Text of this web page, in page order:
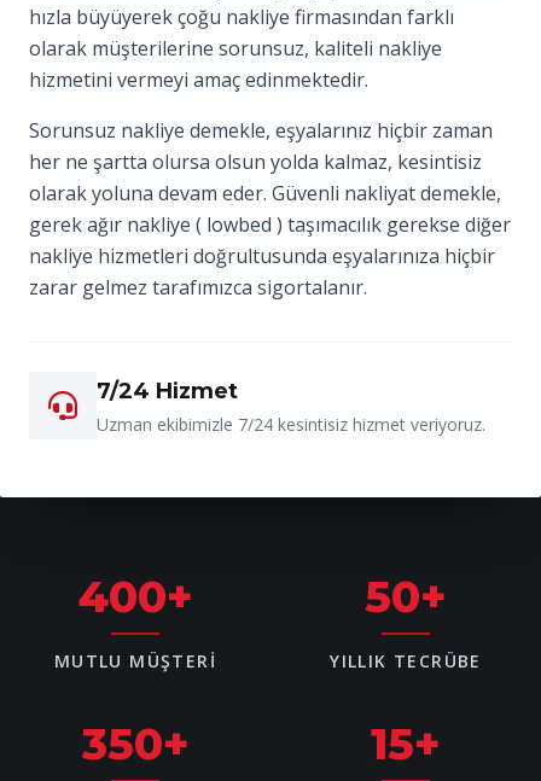
hızla büyüyerek çoğu nakliye firmasından farklı
olarak müşterilerine sorunsuz, kaliteli nakliye
hizmetini vermeyi amaç edinmektedir.
Sorunsuz nakliye demekle, eşyalarınız hiçbir zaman
her ne şartta olursa olsun yolda kalmaz, kesintisiz
olarak yoluna devam eder. Güvenli nakliyat demekle,
gerek ağır nakliye ( lowbed ) taşımacılık gerekse diğer
nakliye hizmetleri doğrultusunda eşyalarınıza hiçbir
zarar gelmez tarafımızca sigortalanır.
7/24 Hizmet
Uzman ekibimizle 7/24 kesintisiz hizmet veriyoruz.
400+
MUTLU MÜŞTERI
50+
YILLIK TECRÜBE
350+ 15+